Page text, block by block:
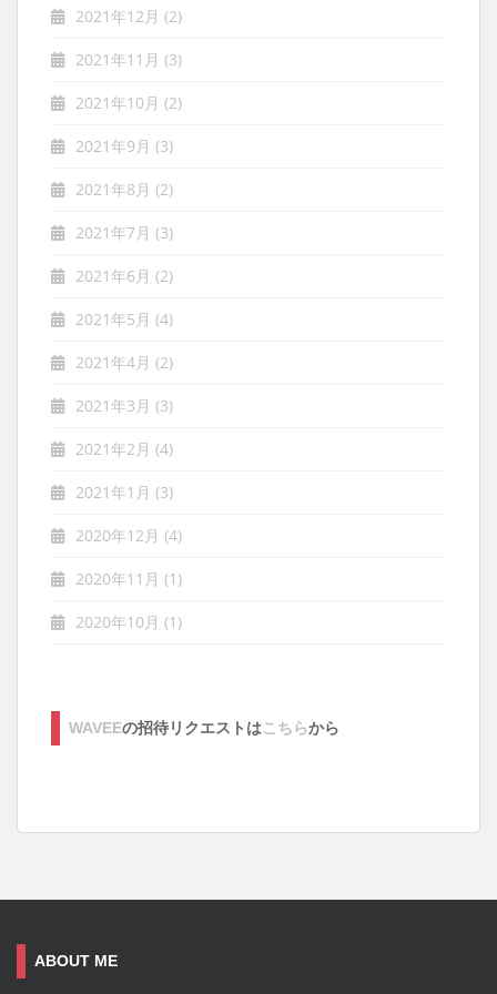
2021年12月 (2)
2021年11月 (3)
2021年10月 (2)
2021年9月 (3)
2021年8月 (2)
2021年7月 (3)
2021年6月 (2)
2021年5月 (4)
2021年4月 (2)
2021年3月 (3)
2021年2月 (4)
2021年1月 (3)
2020年12月 (4)
2020年11月 (1)
2020年10月 (1)
WAVEEの招待リクエストはこちらから
ABOUT ME